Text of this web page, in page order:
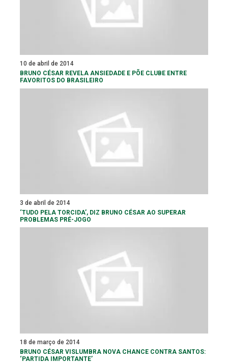
10 de abril de 2014
BRUNO CÉSAR REVELA ANSIEDADE E PÕE CLUBE ENTRE
FAVORITOS DO BRASILEIRO
3 de abril de 2014
‘TUDO PELA TORCIDA’, DIZ BRUNO CÉSAR AO SUPERAR
PROBLEMAS PRÉ-JOGO
18 de março de 2014
BRUNO CÉSAR VISLUMBRA NOVA CHANCE CONTRA SANTOS:
‘PARTIDA IMPORTANTE’